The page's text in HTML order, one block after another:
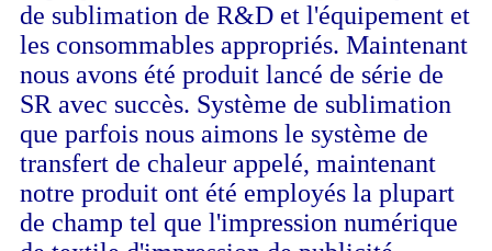
de sublimation de R&D et l'équipement et
les consommables appropriés. Maintenant
nous avons été produit lancé de série de
SR avec succès. Système de sublimation
que parfois nous aimons le système de
transfert de chaleur appelé, maintenant
notre produit ont été employés la plupart
de champ tel que l'impression numérique